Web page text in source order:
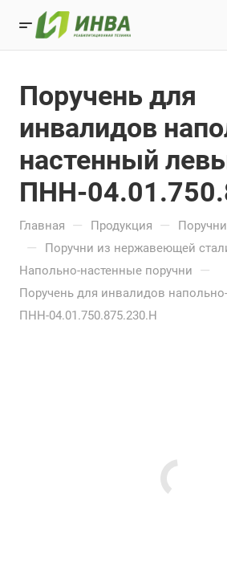
Поручень для
инвалидов
настенный
ПНН-
Главная — Продукция —
— Поручни из нержавеющей
Напольно-настенные поручни —
Поручень для инвалидов
ПНН-04.01.750.875.230.Н